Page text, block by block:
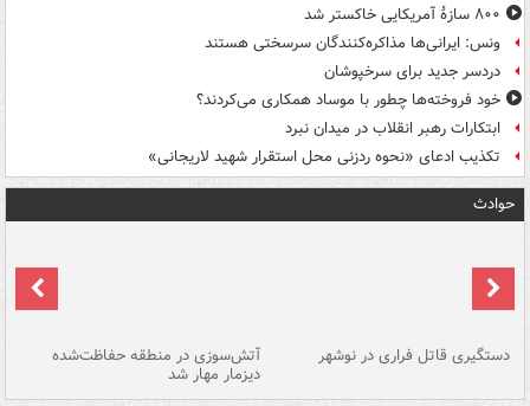
۸۰۰ سازۀ آمریکایی خاکستر شد
ونس: ایرانی‌ها مذاکره‌کنندگان سرسختی هستند
دردسر جدید برای سرخپوشان
خود فروخته‌ها چطور با موساد همکاری می‌کردند؟
ابتکارات رهبر انقلاب در میدان نبرد
تکذیب ادعای «نحوه ردزنی محل استقرار شهید لاریجانی»
حوادث
دستگیری قاتل فراری در نوشهر آتش‌سوزی در منطقه حفاظت‌شده
دیزمار مهار شد